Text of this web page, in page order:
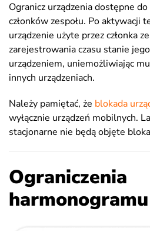
Ogranicz urządzenia dostępne
członków zespołu. Po aktywacji
urządzenie użyte przez członka
zarejestrowania czasu stanie
urządzeniem, uniemożliwiając
innych urządzeniach.
Należy pamiętać, że blokada
wyłącznie urządzeń mobilnych.
stacjonarne nie będą objęte
Ograniczenia